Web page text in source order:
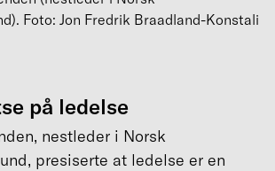
Foto: Jon Fredrik Braadland-Konstali
på ledelse
nestleder i Norsk
presiserte at ledelse er en